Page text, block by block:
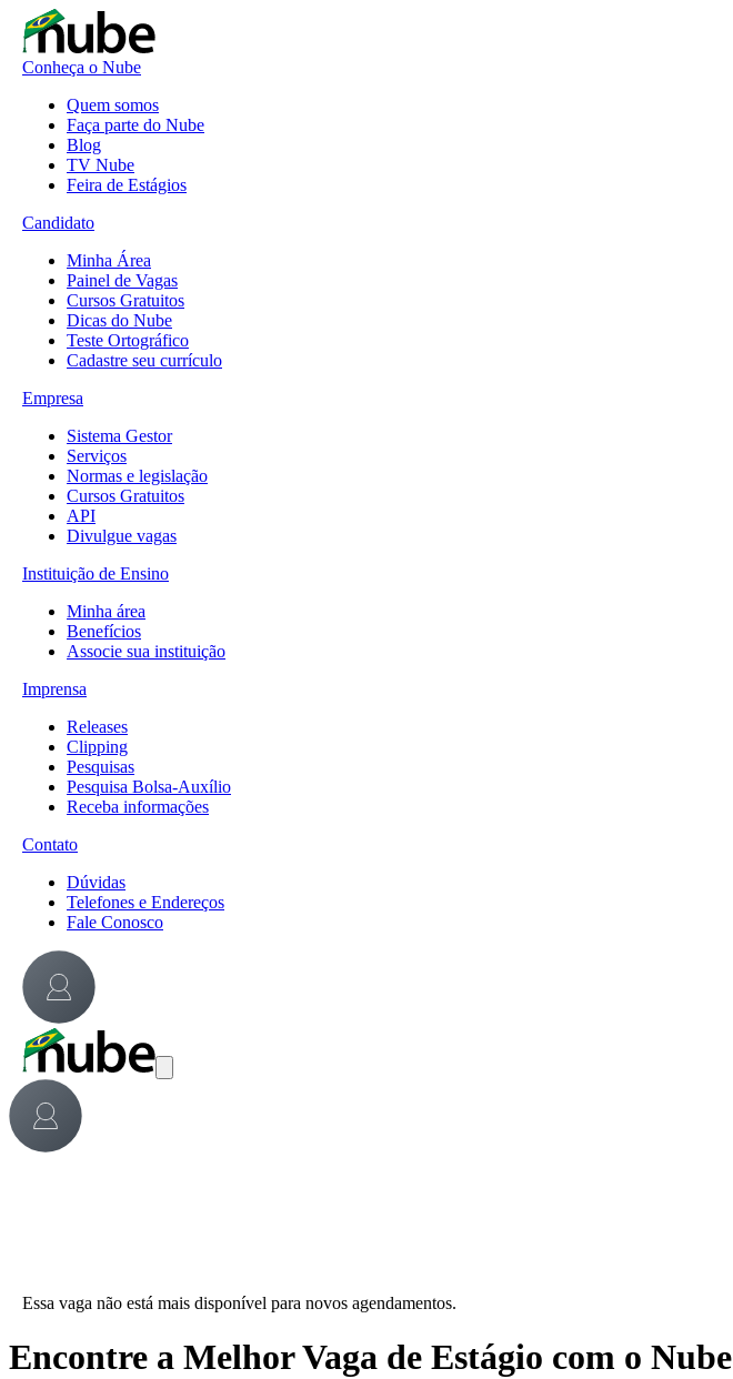
Conheça o Nube
Quem somos
Faça parte do Nube
Blog
TV Nube
Feira de Estágios
Candidato
Minha Área
Painel de Vagas
Cursos Gratuitos
Dicas do Nube
Teste Ortográfico
Cadastre seu currículo
Empresa
Sistema Gestor
Serviços
Normas e legislação
Cursos Gratuitos
API
Divulgue vagas
Instituição de Ensino
Minha área
Benefícios
Associe sua instituição
Imprensa
Releases
Clipping
Pesquisas
Pesquisa Bolsa-Auxílio
Receba informações
Contato
Dúvidas
Telefones e Endereços
Fale Conosco
Essa vaga não está mais disponível para novos agendamentos.
Encontre a Melhor Vaga de Estágio com o Nube